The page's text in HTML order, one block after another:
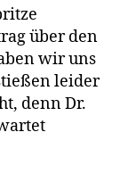
über den
wir uns
leider
denn Dr.